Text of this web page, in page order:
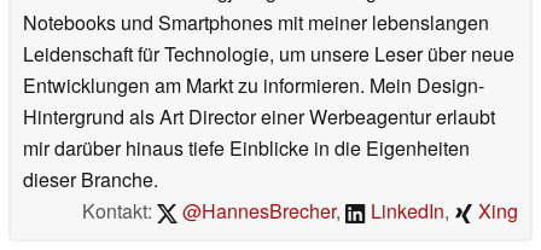
Notebooks und Smartphones mit meiner lebenslangen
Leidenschaft für Technologie, um unsere Leser über neue
Entwicklungen am Markt zu informieren. Mein Design-
Hintergrund als Art Director einer Werbeagentur erlaubt
mir darüber hinaus tiefe Einblicke in die Eigenheiten
dieser Branche.
Kontakt:
@HannesBrecher, LinkedIn, Xing